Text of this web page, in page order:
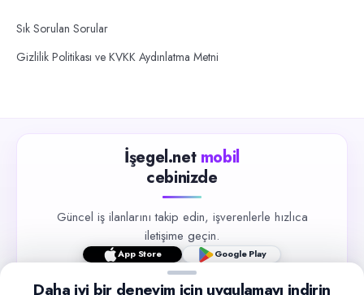
Sık Sorulan Sorular
Gizlilik Politikası ve KVKK Aydınlatma Metni
İşegel.net mobil
cebinizde
Güncel iş ilanlarını takip edin, işverenlerle hızlıca
iletişime geçin.
App Store Google Play
Daha iyi bir deneyim için uygulamayı indirin